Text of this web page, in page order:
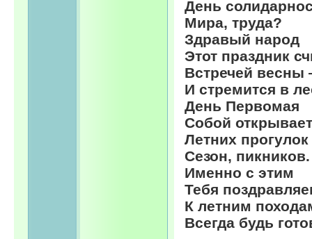
День
Мира, труда?
Здравый народ
Этот праздник
Встречей
И стремится в
День Первомая
Собой открывает
Летних прогулок
Сезон, пикников.
Именно с этим
Тебя
К летним
Всегда будь